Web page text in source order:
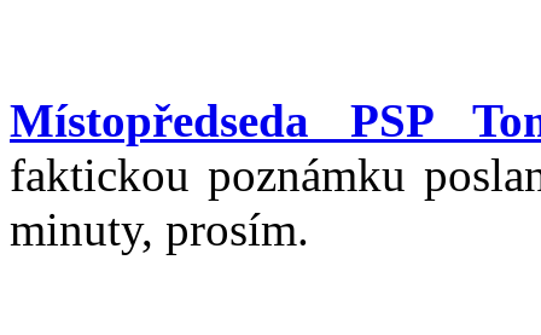
Místopředseda PSP
faktickou poznámku
minuty, prosím.